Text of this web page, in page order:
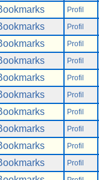
Profil
Profil
Profil
Profil
Profil
Profil
Profil
Profil
Profil
Profil